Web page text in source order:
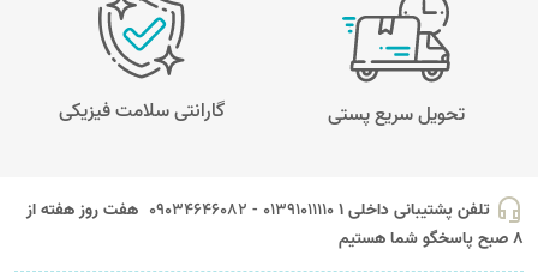
تحویل سریع پستی گارانتی سلامت فیزیکی
headset_mic تلفن پشتیبانی داخلی 1 01391011110 - 09034646082
هفت روز هفته از
8 صبح پاسخگو شما هستیم